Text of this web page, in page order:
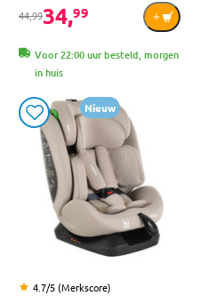
44,9934,99
Voor 22:00 uur besteld, morgen
in huis
Nieuw
4.7/5 (Merkscore)